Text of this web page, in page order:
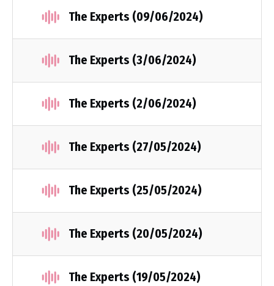
The Experts (09/06/2024)
The Experts (3/06/2024)
The Experts (2/06/2024)
The Experts (27/05/2024)
The Experts (25/05/2024)
The Experts (20/05/2024)
The Experts (19/05/2024)